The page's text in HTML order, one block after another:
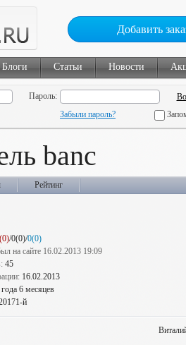
Добавить
Блоги Статьи Новости
Пароль:
Забыли пароль?
banc
Рейтинг
/0(0)/0(0)
на сайте 16.02.2013 19:09
45
16.02.2013
года 6 месяцев
й